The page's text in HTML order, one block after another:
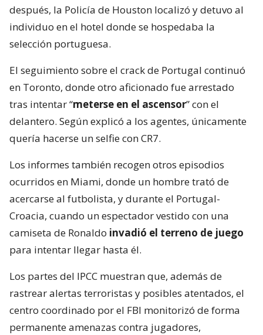
después, la Policía de Houston localizó y detuvo al
individuo en el hotel donde se hospedaba la
selección portuguesa.
El seguimiento sobre el crack de Portugal continuó
en Toronto, donde otro aficionado fue arrestado
tras intentar “meterse en el ascensor” con el
delantero. Según explicó a los agentes, únicamente
quería hacerse un selfie con CR7.
Los informes también recogen otros episodios
ocurridos en Miami, donde un hombre trató de
acercarse al futbolista, y durante el Portugal-
Croacia, cuando un espectador vestido con una
camiseta de Ronaldo invadió el terreno de juego
para intentar llegar hasta él.
Los partes del IPCC muestran que, además de
rastrear alertas terroristas y posibles atentados, el
centro coordinado por el FBI monitorizó de forma
permanente amenazas contra jugadores,